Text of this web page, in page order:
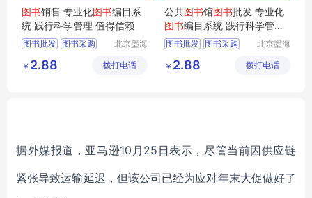
图书销售 专业化图书编目系
统 践行科学管理 值得信赖
图书批发 图书采购
图书
北京墨海
有限公司
￥ 2.88 拨打电话
公共图书馆图书批发 专业化
图书编目系统 践行科学管理
值得信赖
图书批发 图书采购
图书
北京墨海
有限公司
￥ 2.88 拨打电话
据外媒报道，亚马逊10月25日表示，尽管当前因供应链
紧张导致运输延迟，但该公司已经为应对年末大促做好了